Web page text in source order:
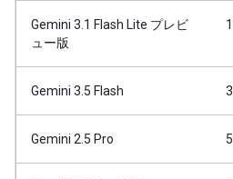
Gemini 3.1 Flash Lite プレビ
ュー版
Gemini 3.5 Flash
Gemini 2.5 Pro